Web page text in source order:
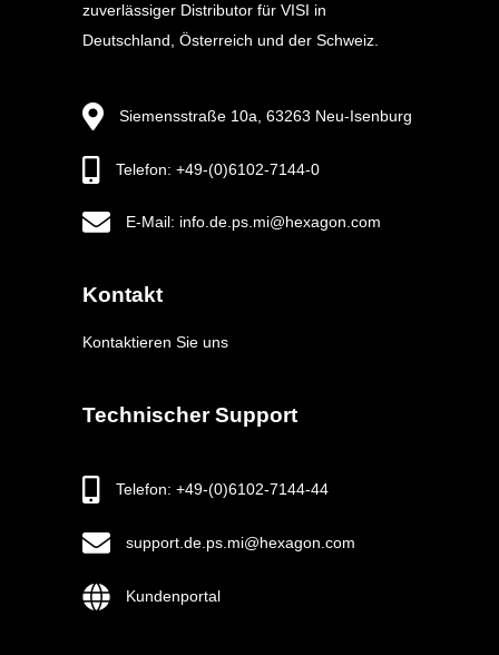
zuverlässiger Distributor für VISI in
Deutschland, Österreich und der Schweiz.
Siemensstraße 10a, 63263 Neu-Isenburg
Telefon: +49-(0)6102-7144-0
E-Mail: info.de.ps.mi@hexagon.com
Kontakt
Kontaktieren Sie uns
Technischer Support
Telefon: +49-(0)6102-7144-44
support.de.ps.mi@hexagon.com
Kundenportal